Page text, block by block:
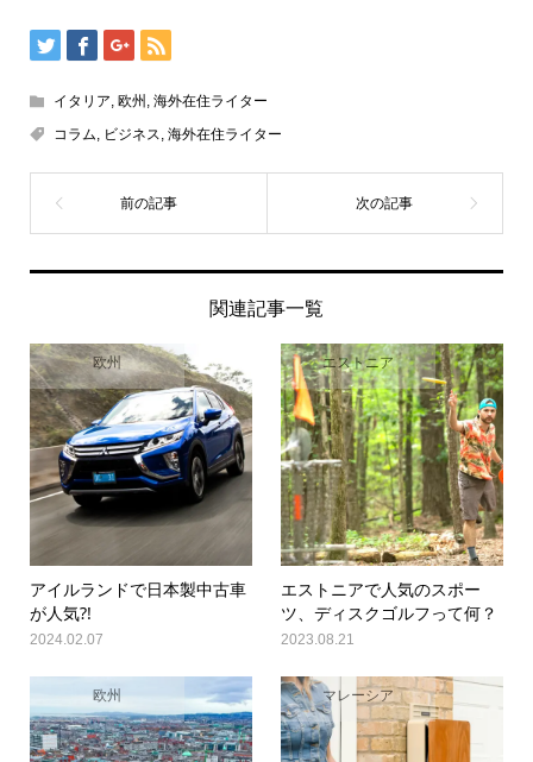
イタリア, 欧州 , 海外在住ライター
コラム, ビジネス, 海外在住ライター
関連記事一覧
欧州
アイルランドで日本製中古車
が人気?!
2024.02.07
エストニア
エストニアで人気のスポー
ツ、ディスクゴルフって何？
2023.08.21
欧州 マレーシア